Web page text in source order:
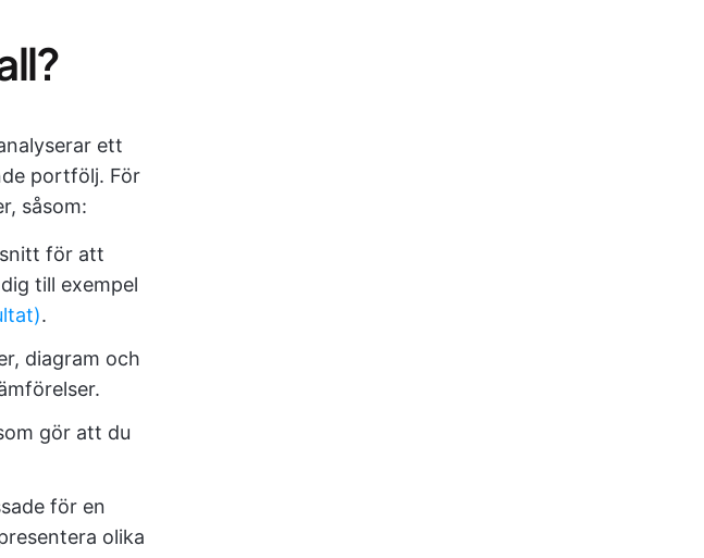
ett
portfölj. För
såsom:
för att
till exempel
.
diagram och
gör att du
för en
olika